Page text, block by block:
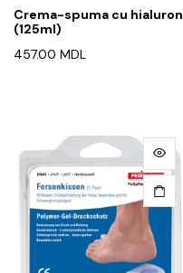
Crema-spuma cu hialuron
(125ml)
457.00 MDL